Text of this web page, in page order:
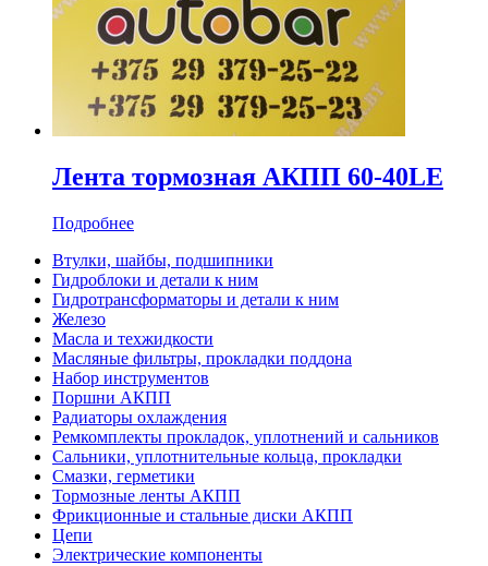
Лента тормозная АКПП 60-40LE
Подробнее
Втулки, шайбы, подшипники
Гидроблоки и детали к ним
Гидротрансформаторы и детали к ним
Железо
Масла и техжидкости
Масляные фильтры, прокладки поддона
Набор инструментов
Поршни АКПП
Радиаторы охлаждения
Ремкомплекты прокладок, уплотнений и сальников
Сальники, уплотнительные кольца, прокладки
Смазки, герметики
Тормозные ленты АКПП
Фрикционные и стальные диски АКПП
Цепи
Электрические компоненты